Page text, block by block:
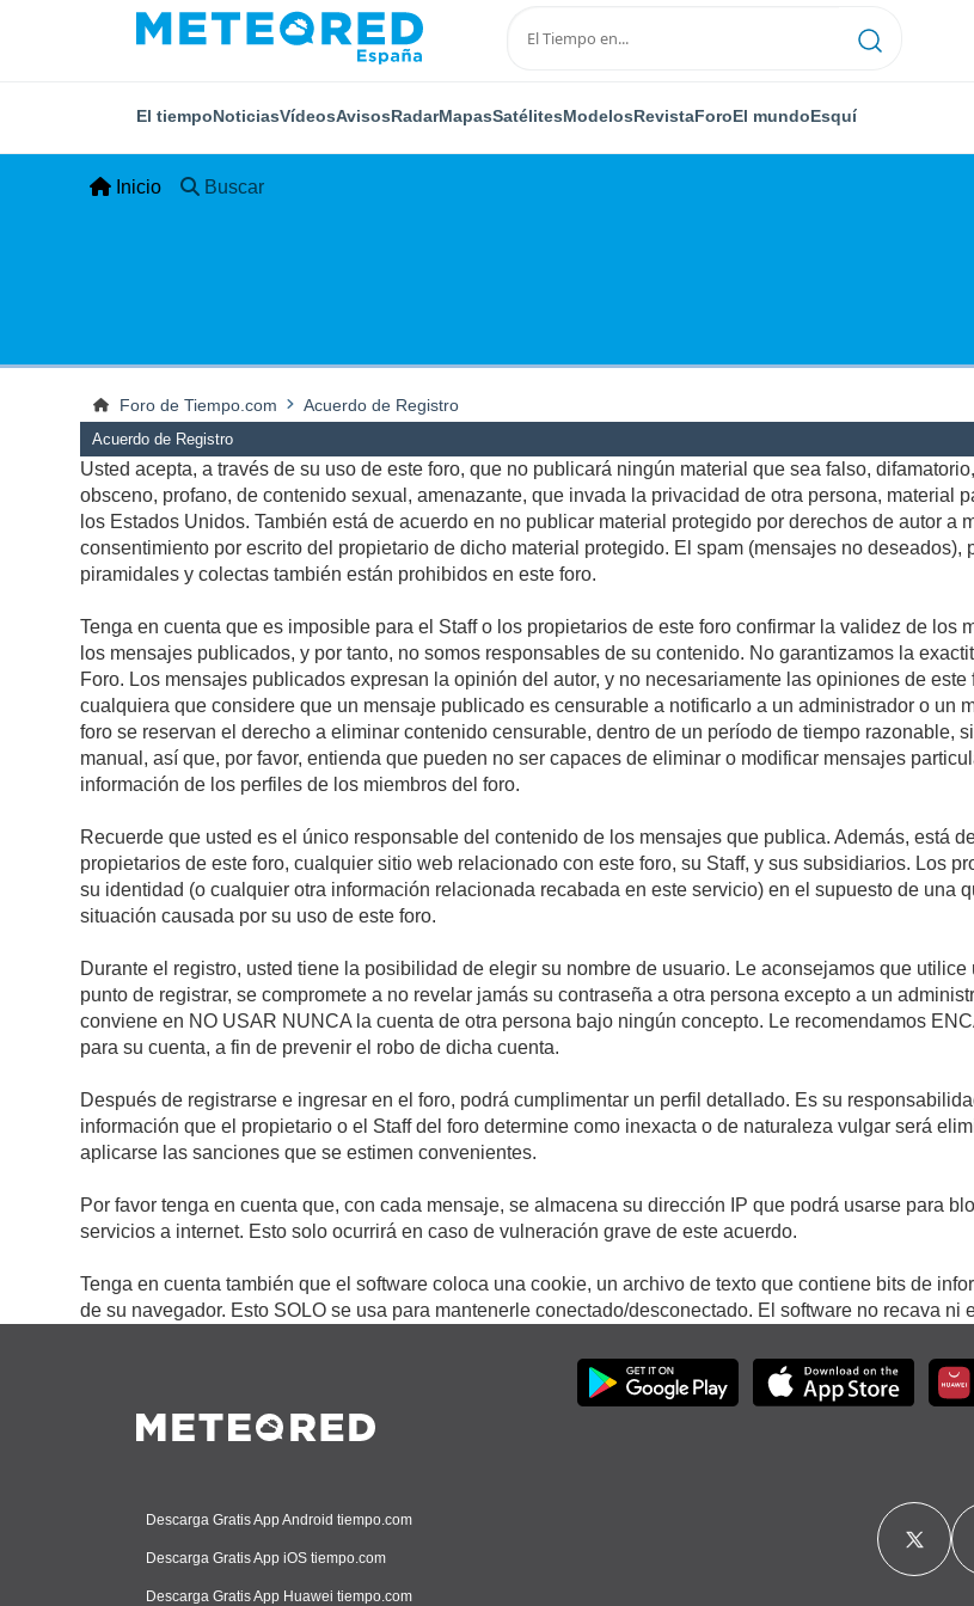
El tiempoNoticiasVídeosAvisosRadarMapasSatélitesModelosRevistaForoEl mundoEsquí
Inicio Buscar
Foro de Tiempo.com Acuerdo de Registro
Acuerdo de Registro
Usted acepta, a través de su uso de este foro, que no publicará ningún material que sea falso,
obsceno, profano, de contenido sexual, amenazante, que invada la privacidad de otra persona, material
los Estados Unidos. También está de acuerdo en no publicar material protegido por derechos de autor a
consentimiento por escrito del propietario de dicho material protegido. El spam (mensajes no
piramidales y colectas también están prohibidos en este foro.
Tenga en cuenta que es imposible para el Staff o los propietarios de este foro confirmar la validez de
los mensajes publicados, y por tanto, no somos responsables de su contenido. No garantizamos la
Foro. Los mensajes publicados expresan la opinión del autor, y no necesariamente las opiniones de
cualquiera que considere que un mensaje publicado es censurable a notificarlo a un administrador o un
foro se reservan el derecho a eliminar contenido censurable, dentro de un período de tiempo razonable,
manual, así que, por favor, entienda que pueden no ser capaces de eliminar o modificar mensajes
información de los perfiles de los miembros del foro.
Recuerde que usted es el único responsable del contenido de los mensajes que publica. Además, está
propietarios de este foro, cualquier sitio web relacionado con este foro, su Staff, y sus subsidiarios. Los
su identidad (o cualquier otra información relacionada recabada en este servicio) en el supuesto de una
situación causada por su uso de este foro.
Durante el registro, usted tiene la posibilidad de elegir su nombre de usuario. Le aconsejamos que
punto de registrar, se compromete a no revelar jamás su contraseña a otra persona excepto a un
conviene en NO USAR NUNCA la cuenta de otra persona bajo ningún concepto. Le recomendamos
para su cuenta, a fin de prevenir el robo de dicha cuenta.
Después de registrarse e ingresar en el foro, podrá cumplimentar un perfil detallado. Es su
información que el propietario o el Staff del foro determine como inexacta o de naturaleza vulgar será
aplicarse las sanciones que se estimen convenientes.
Por favor tenga en cuenta que, con cada mensaje, se almacena su dirección IP que podrá usarse para
servicios a internet. Esto solo ocurrirá en caso de vulneración grave de este acuerdo.
Tenga en cuenta también que el software coloca una cookie, un archivo de texto que contiene bits de
de su navegador. Esto SOLO se usa para mantenerle conectado/desconectado. El software no recava
Descarga Gratis App Android tiempo.com
Descarga Gratis App iOS tiempo.com
Descarga Gratis App Huawei tiempo.com